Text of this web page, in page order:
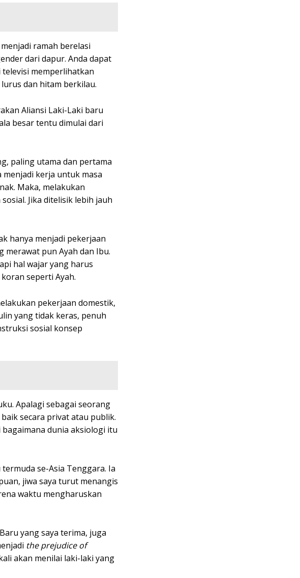
ramah berelasi
dari dapur. Anda dapat
televisi memperlihatkan
dan hitam berkilau.
Aliansi Laki-Laki baru
besar tentu dimulai dari
paling utama dan pertama
kerja untuk masa
Maka, melakukan
Jika ditelisik lebih jauh
hanya menjadi pekerjaan
merawat pun Ayah dan Ibu.
hal wajar yang harus
seperti Ayah.
pekerjaan domestik,
yang tidak keras, penuh
sosial konsep
Apalagi sebagai seorang
secara privat atau publik.
dunia aksiologi itu
se-Asia Tenggara. Ia
jiwa saya turut menangis
waktu mengharuskan
yang saya terima, juga
the prejudice of
akan menilai laki-laki yang